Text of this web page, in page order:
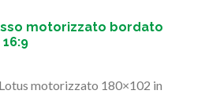
motorizzato bordato
motorizzato 180×102 in